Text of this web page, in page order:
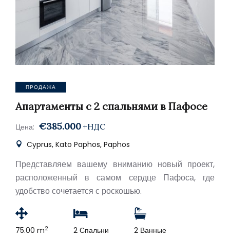
ПРОДАЖА
Апартаменты с 2 спальнями в Пафосе
Цена: €385.000 +НДС
Cyprus, Kato Paphos, Paphos
Представляем вашему вниманию новый проект,
расположенный в самом сердце Пафоса, где
удобство сочетается с роскошью.
75.00 m2 2 Спальни 2 Ванные